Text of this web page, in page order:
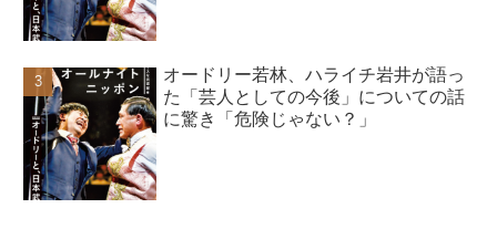
オードリー若林、ハライチ岩井が語っ
た「芸人としての今後」についての話
に驚き「危険じゃない？」